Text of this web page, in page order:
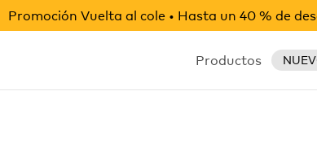
Promoción Vuelta al cole • Hasta un 40 % de
Productos